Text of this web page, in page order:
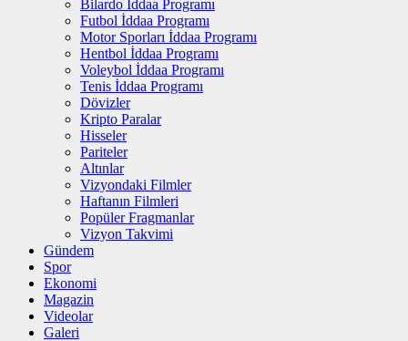
Bilardo İddaa Programı
Futbol İddaa Programı
Motor Sporları İddaa Programı
Hentbol İddaa Programı
Voleybol İddaa Programı
Tenis İddaa Programı
Dövizler
Kripto Paralar
Hisseler
Pariteler
Altınlar
Vizyondaki Filmler
Haftanın Filmleri
Popüler Fragmanlar
Vizyon Takvimi
Gündem
Spor
Ekonomi
Magazin
Videolar
Galeri